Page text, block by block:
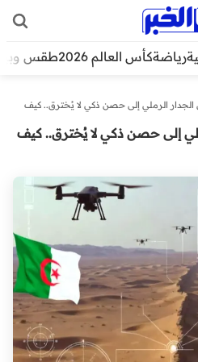
رياضةكأس العالم 2026 طقس
الرملي إلى حصن ذكي لا يُخترق.. كيف
إلى حصن ذكي لا يُخترق.. كيف